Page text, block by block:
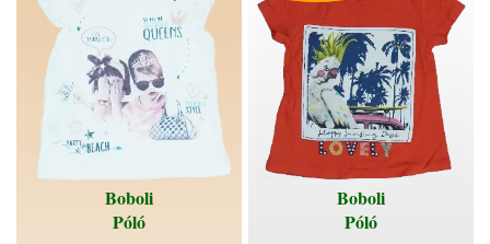
Boboli
Póló
Boboli
Póló